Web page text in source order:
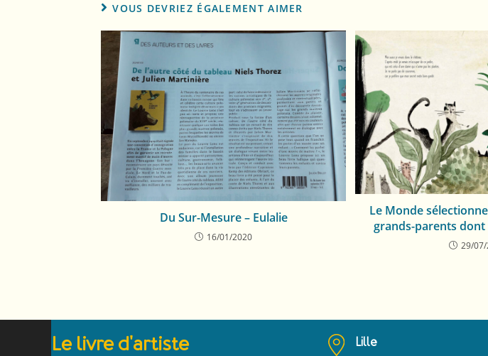
VOUS DEVRIEZ ÉGALEMENT AIMER
Du Sur-Mesure – Eulalie
16/01/2020
Le Monde
grands-parents dont
29/
Le livre d'artiste Lille